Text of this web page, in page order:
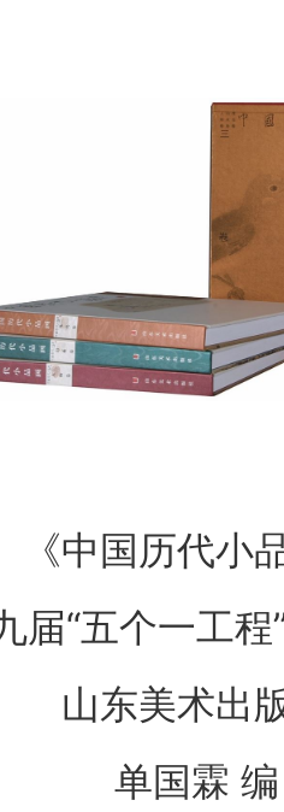
《中国历代小
届“五个一工程
山东美术出
单国霖 编